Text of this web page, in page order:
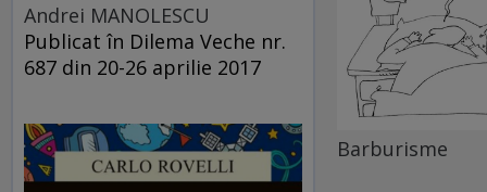
Andrei MANOLESCU
Publicat în Dilema Veche nr.
687 din 20-26 aprilie 2017
Barburisme